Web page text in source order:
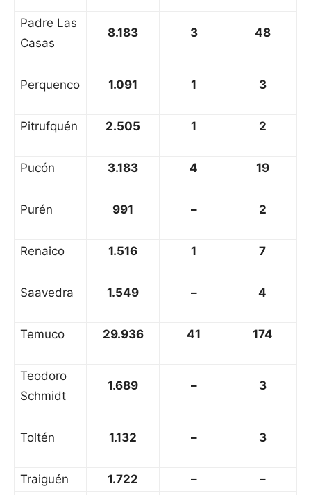
Padre Las
Casas
8.183 3 48
Perquenco 1.091 1 3
Pitrufquén 2.505 1 2
Pucón 3.183 4 19
Purén 991 – 2
Renaico 1.516 1 7
Saavedra 1.549 – 4
Temuco 29.936 41 174
Teodoro
Schmidt
1.689 – 3
Toltén 1.132 – 3
Traiguén 1.722 –
–